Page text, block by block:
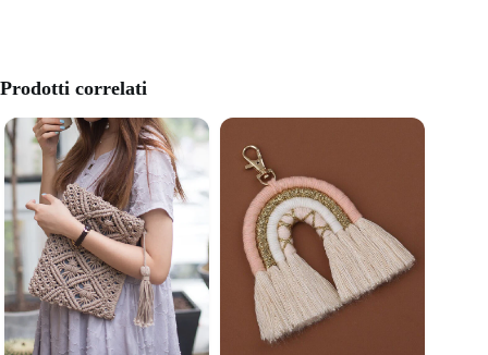
Prodotti correlati